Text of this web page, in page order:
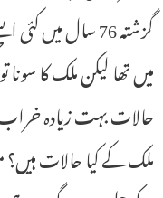
گزشتہ 76 سال
میں تھا لیکن ملک کا
حالات بہت زیادہ
ملک کے کیا حالات ہیں؟